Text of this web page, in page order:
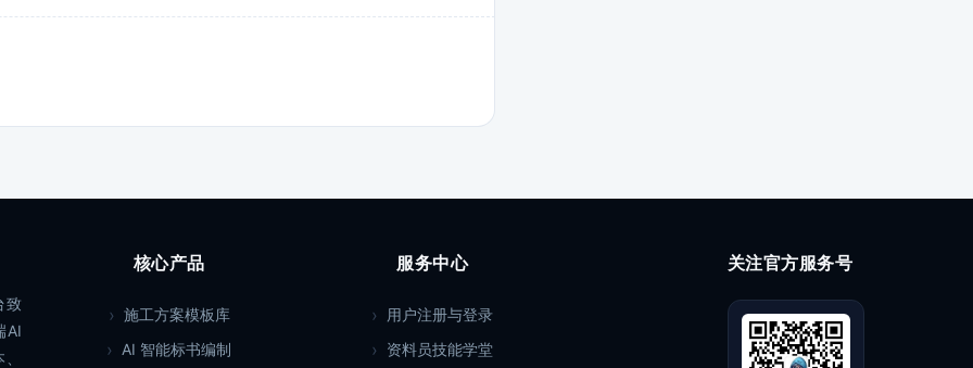
致
AI
核心产品
施工方案模板库
AI 智能标书编制
服务中心
用户注册与登录
资料员技能学堂
关注官方服务号